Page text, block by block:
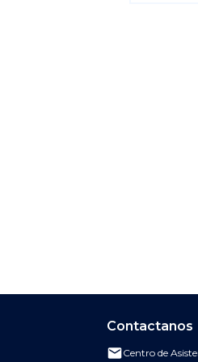
Contactanos
Enviar
Centro de